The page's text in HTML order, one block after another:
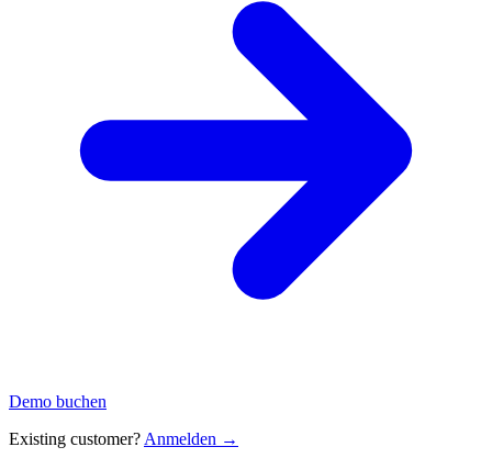
Demo buchen
Existing customer? Anmelden →